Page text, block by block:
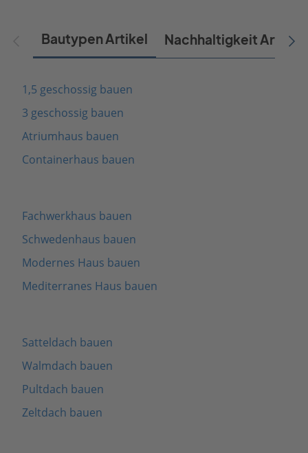
Bautypen Artikel Nachhaltigkeit Artikel
1,5 geschossig bauen
3 geschossig bauen
Atriumhaus bauen
Containerhaus bauen
Fachwerkhaus bauen
Schwedenhaus bauen
Modernes Haus bauen
Mediterranes Haus bauen
Satteldach bauen
Walmdach bauen
Pultdach bauen
Zeltdach bauen